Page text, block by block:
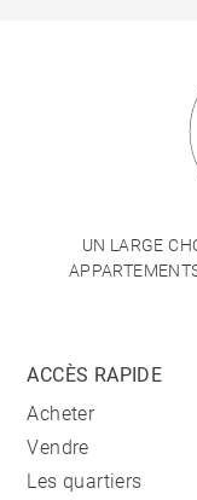
UN LARGE
ACCÈS RAPIDE
Acheter
Vendre
Les quartiers